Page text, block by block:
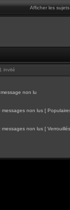
Afficher les
invité
non lu
messages non lus [
messages non lus [